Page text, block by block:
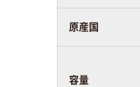
原産国
容量